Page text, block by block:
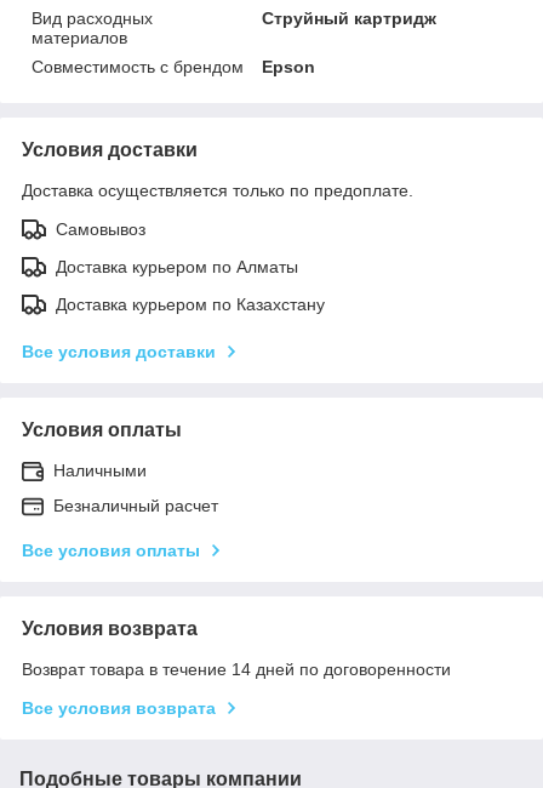
Вид расходных
материалов
Струйный картридж
Совместимость с брендом Epson
Условия доставки
Доставка осуществляется только по предоплате.
Самовывоз
Доставка курьером по Алматы
Доставка курьером по Казахстану
Все условия доставки
Условия оплаты
Наличными
Безналичный расчет
Все условия оплаты
Условия возврата
Возврат товара в течение 14 дней по договоренности
Все условия возврата
Подобные товары компании